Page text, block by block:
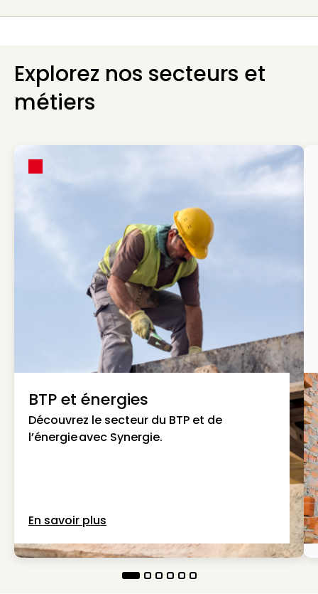
Explorez nos secteurs et
métiers
BTP et énergies
Découvrez le secteur du BTP et de
l’énergie avec Synergie.
En savoir plus